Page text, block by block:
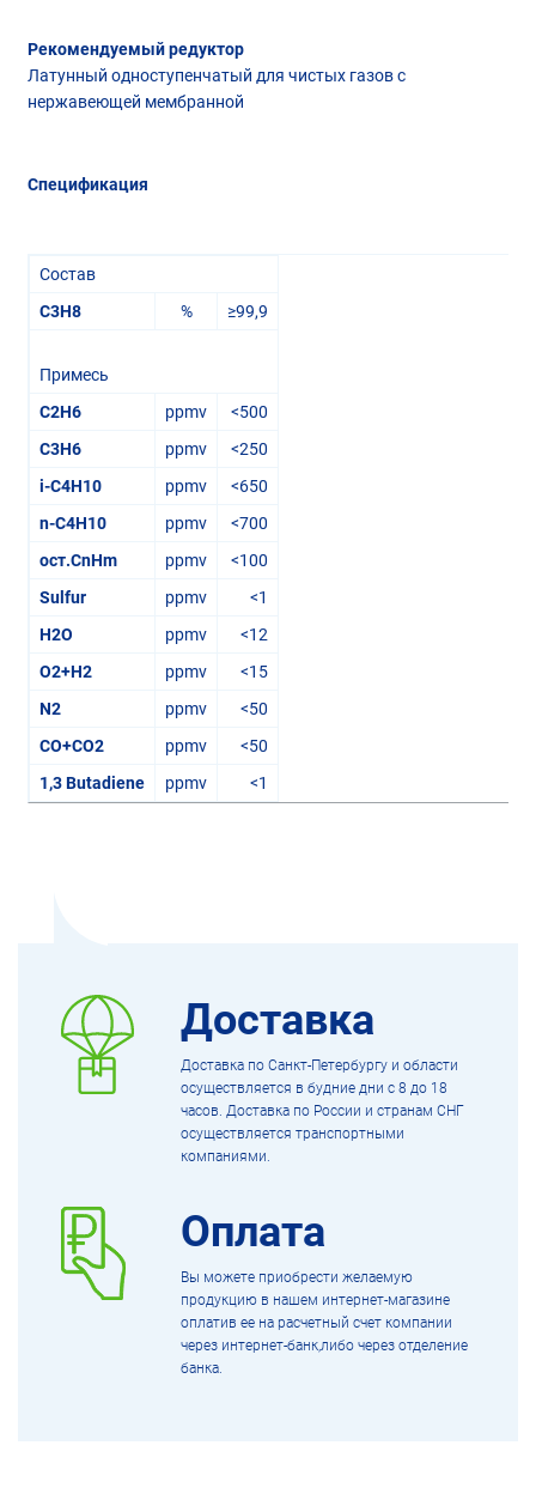
Рекомендуемый редуктор
Латунный одноступенчатый для чистых газов с
нержавеющей мембранной
Спецификация
Состав
C3H8
% ≥99,9
Примесь
C2H6
ppmv
<500
C3H6
ppmv
<250
i-C4H10
ppmv
<650
n-C4H10
ppmv
<700
ост.CnHm
ppmv
<100
Sulfur
ppmv
<1
H2O
ppmv
<12
O2+H2
ppmv
<15
N2
ppmv
<50
CO+CO2
ppmv
<50
1,3 Butadiene
ppmv <1
Доставка
Доставка по Санкт-Петербургу и области
осуществляется в будние дни с 8 до 18
часов. Доставка по России и странам СНГ
осуществляется транспортными
компаниями.
Оплата
Вы можете приобрести желаемую
продукцию в нашем интернет-магазине
оплатив ее на расчетный счет компании
через интернет-банк,либо через отделение
банка.